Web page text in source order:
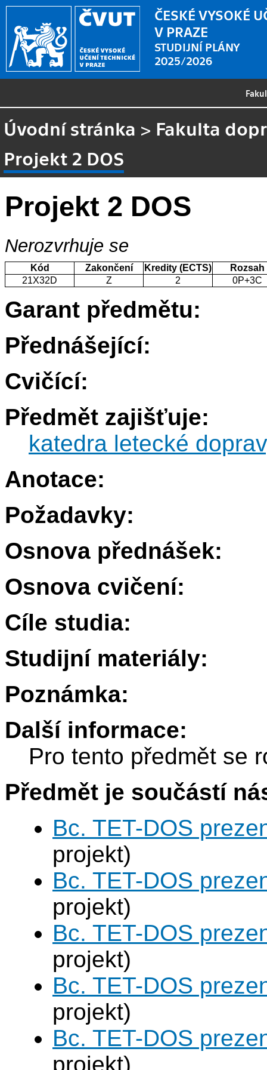
ČESKÉ VYSOKÉ
V PRAZE
STUDIJNÍ PLÁNY
2025/2026
Úvodní stránka > Fakulta
Projekt 2 DOS
Projekt 2 DOS
Nerozvrhuje se
Kód Zakončení Kredity (ECTS)
Rozsah
21X32D
Z 2 0P+3C
Garant předmětu:
Přednášející:
Cvičící:
Předmět zajišťuje:
katedra letecké
Anotace:
Požadavky:
Osnova přednášek:
Osnova cvičení:
Cíle studia:
Studijní materiály:
Poznámka:
Další informace:
Pro tento předmět se
Předmět je součástí
Bc. TET-DOS
projekt)
Bc. TET-DOS
projekt)
Bc. TET-DOS
projekt)
Bc. TET-DOS
projekt)
Bc. TET-DOS
projekt)